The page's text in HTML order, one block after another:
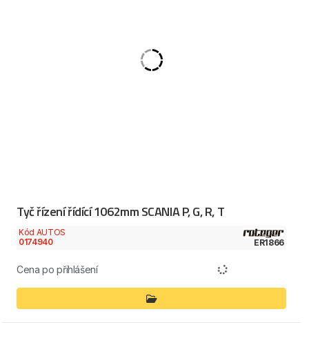
Tyč řízení řídící 1062mm SCANIA P, G, R, T
Kód AUTOS
0174940
ER1866
Cena po přihlášení